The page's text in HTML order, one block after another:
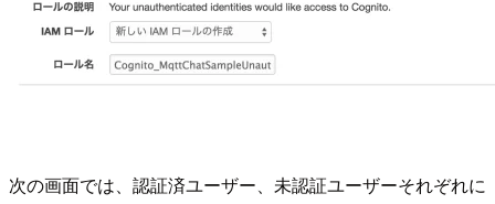
次の画面では、認証済ユーザー、未認証ユーザーそれぞれに